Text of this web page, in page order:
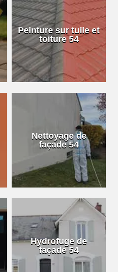
Peinture sur tuile et
toiture 54
Nettoyage de
façade 54
Hydrofuge de
façade 54